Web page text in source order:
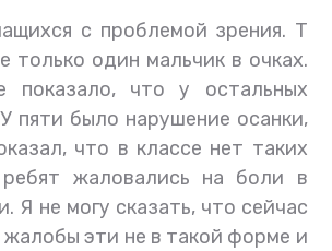
с проблемой зрения. Т
только один мальчик в очках.
показало, что у остальных
пяти было нарушение осанки,
что в классе нет таких
жаловались на боли в
Я не могу сказать, что сейчас
эти не в такой форме и